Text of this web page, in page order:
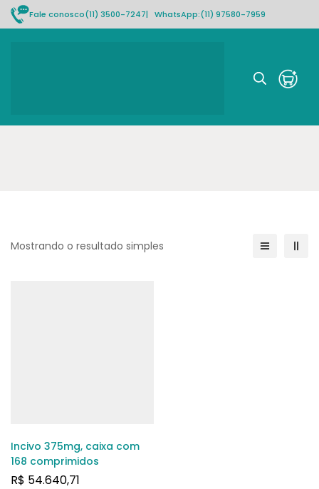
Fale conosco(11) 3500-7247| WhatsApp:(11) 97580-7959
Mostrando o resultado simples
Incivo 375mg, caixa com
168 comprimidos
R$ 54.640,71